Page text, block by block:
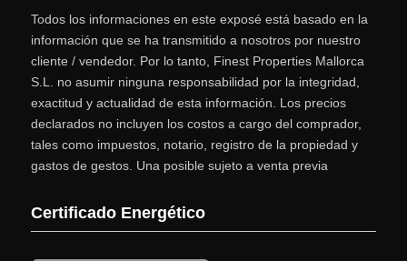
Todos los informaciones en este exposé está basado en la
información que se ha transmitido a nosotros por nuestro
cliente / vendedor. Por lo tanto, Finest Properties Mallorca
S.L. no asumir ninguna responsabilidad por la integridad,
exactitud y actualidad de esta información. Los precios
declarados no incluyen los costos a cargo del comprador,
tales como impuestos, notario, registro de la propiedad y
gastos de gestos. Una posible sujeto a venta previa
Certificado Energético